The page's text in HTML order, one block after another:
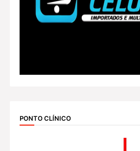
PONTO CLÍNICO